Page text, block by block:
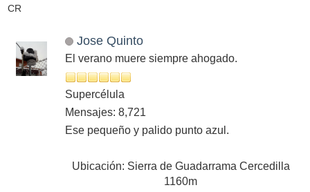
CR
Jose Quinto
El verano muere siempre ahogado.
Supercélula
Mensajes: 8,721
Ese pequeño y palido punto azul.
Ubicación: Sierra de Guadarrama Cercedilla
1160m